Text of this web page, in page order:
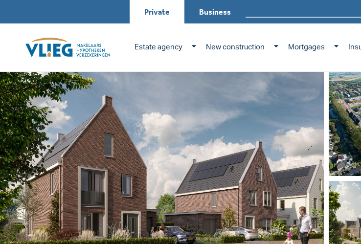
Private Business
Estate agency New construction Mortgages